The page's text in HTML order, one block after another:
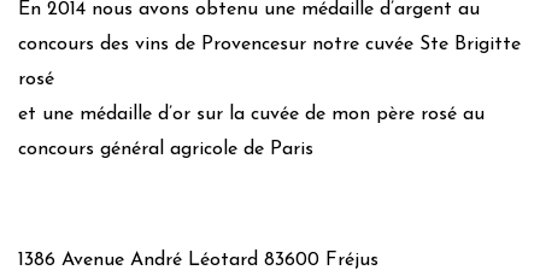
En 2014 nous avons obtenu une médaille d’argent au
concours des vins de Provencesur notre cuvée Ste Brigitte
rosé
et une médaille d’or sur la cuvée de mon père rosé au
concours général agricole de Paris
1386 Avenue André Léotard 83600 Fréjus